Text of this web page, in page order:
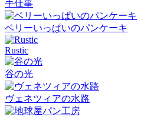
手仕事
ベリーいっぱいのパンケーキ
Rustic
谷の光
ヴェネツィアの水路